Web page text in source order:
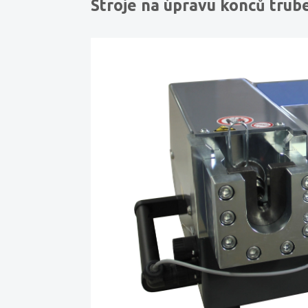
Stroje na úpravu konců